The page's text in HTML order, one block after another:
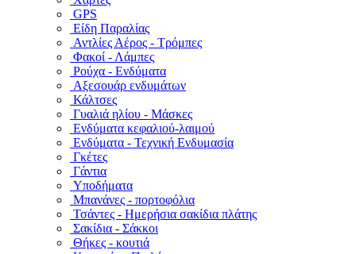
GPS
Είδη Παραλίας
Αντλίες Αέρος - Τρόμπες
Φακοί - Λάμπες
Ρούχα - Ενδύματα
Αξεσουάρ ενδυμάτων
Κάλτσες
Γυαλιά ηλίου - Μάσκες
Ενδύματα κεφαλιού-λαιμού
Ενδύματα - Τεχνική Ενδυμασία
Γκέτες
Γάντια
Υποδήματα
Μπανάνες - πορτοφόλια
Τσάντες - Ημερήσια σακίδια πλάτης
Σακίδια - Σάκκοι
Θήκες - κουτιά